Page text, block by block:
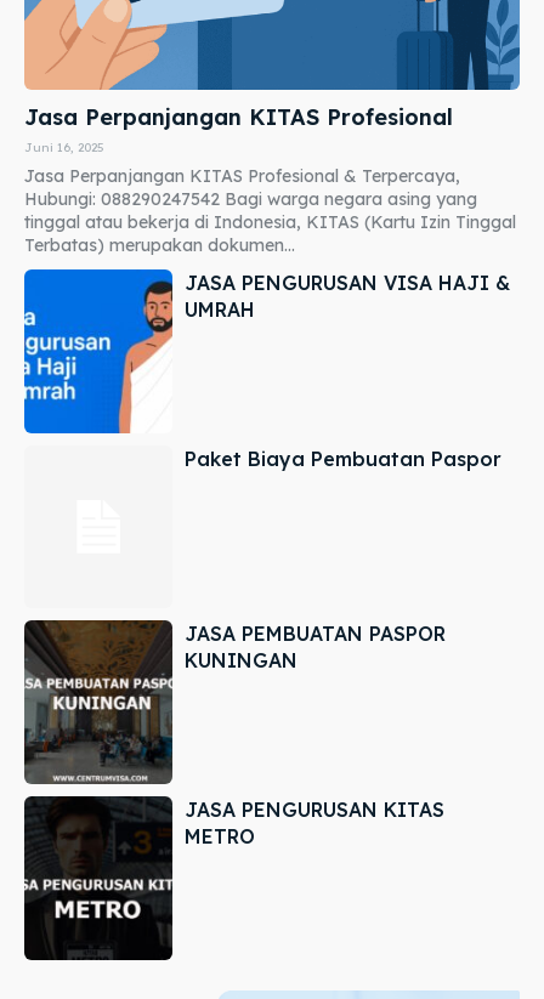
Jasa Perpanjangan KITAS Profesional
Juni 16, 2025
Jasa Perpanjangan KITAS Profesional & Terpercaya,
Hubungi: 088290247542 Bagi warga negara asing yang
tinggal atau bekerja di Indonesia, KITAS (Kartu Izin Tinggal
Terbatas) merupakan dokumen...
JASA PENGURUSAN VISA HAJI &
UMRAH
Paket Biaya Pembuatan Paspor
JASA PEMBUATAN PASPOR
KUNINGAN
JASA PENGURUSAN KITAS
METRO